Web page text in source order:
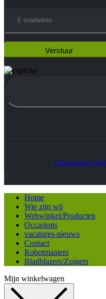
© Heatmedia.nl
Home
Wie zijn wij
Webwinkel/Producten
Occasions
vacatures-nieuws
Contact
Robotmaaiers
Bladblazers/Zuigers
Mijn winkelwagen